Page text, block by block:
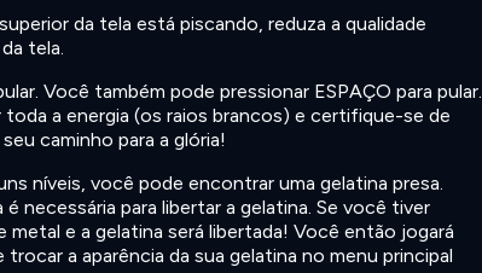
da tela está piscando, reduza a qualidade
tela.
Você também pode pressionar ESPAÇO para pular.
a energia (os raios brancos) e certifique-se de
caminho para a glória!
níveis, você pode encontrar uma gelatina presa.
necessária para libertar a gelatina. Se você tiver
e a gelatina será libertada! Você então jogará
a aparência da sua gelatina no menu principal